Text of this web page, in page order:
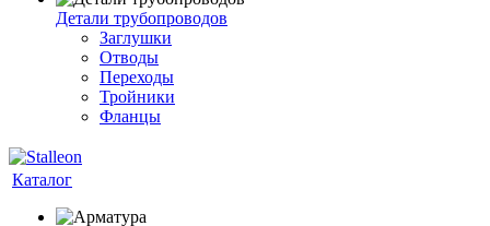
Детали трубопроводов
Заглушки
Отводы
Переходы
Тройники
Фланцы
Каталог